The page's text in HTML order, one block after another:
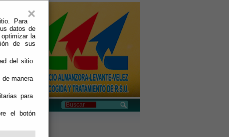
×
Para
datos de
la
de sus
del sitio
manera
para
el botón